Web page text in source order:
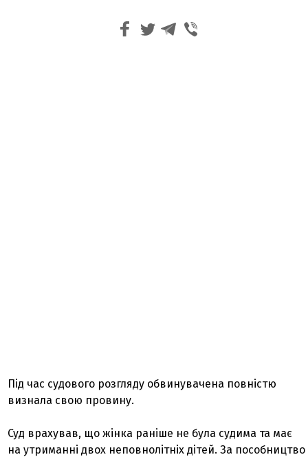
Під час судового розгляду обвинувачена повністю
визнала свою провину.
Суд врахував, що жінка раніше не була судима та має
на утриманні двох неповнолітніх дітей. За пособництво